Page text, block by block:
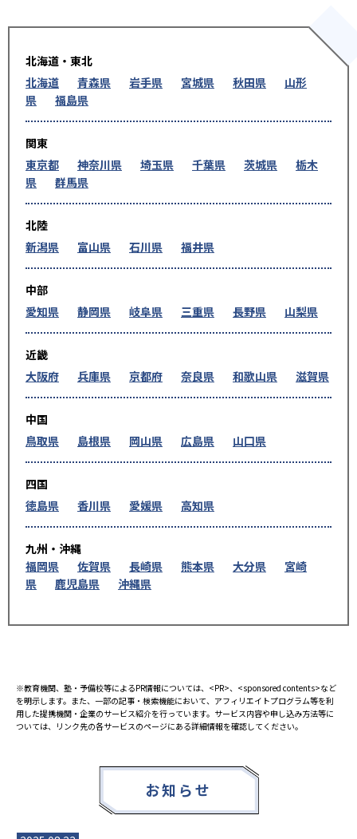
北海道・東北
北海道
青森県 岩手県 宮城県 秋田県
山形
県
福島県
関東
東京都
神奈川県 埼玉県 千葉県 茨城県
栃木
県
群馬県
北陸
新潟県
富山県 石川県 福井県
中部
愛知県
静岡県 岐阜県 三重県 長野県 山梨県
近畿
大阪府
兵庫県 京都府 奈良県 和歌山県 滋賀県
中国
鳥取県
島根県 岡山県 広島県 山口県
四国
徳島県
香川県 愛媛県 高知県
九州・沖縄
福岡県
佐賀県 長崎県 熊本県 大分県
宮崎
県
鹿児島県 沖縄県
※教育機関、塾・予備校等によるPR情報については、<PR>、<sponsored contents>など
を明示します。また、一部の記事・検索機能において、アフィリエイトプログラム等を利
用した提携機関・企業のサービス紹介を行っています。サービス内容や申し込み方法等に
ついては、リンク先の各サービスのページにある詳細情報を確認してください。
お知らせ